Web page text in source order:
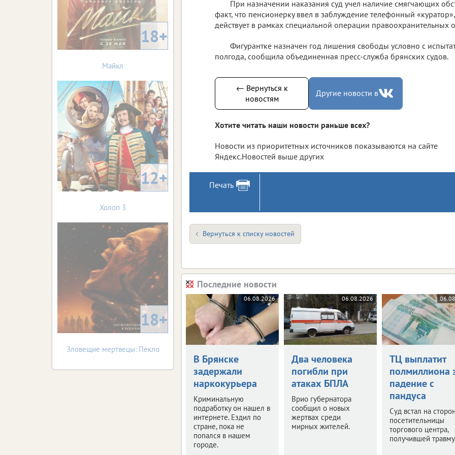
При назначении наказания суд учел наличие смягчающих
факт, что пенсионерку ввел в заблуждение телефонный
действует в рамках специальной операции правоохранительных
Фигурантке назначен год лишения свободы условно с
полгода, сообщила объединенная пресс-служба брянских судов.
← Вернуться к
новостям
Другие новости в
Хотите читать наши новости раньше всех?
Новости из приоритетных источников показываются на сайте
Яндекс.Новостей выше других
Печать
Вернуться к списку новостей
Последние новости
06.08.2026
В Брянске
задержали
наркокурьера
Криминальную
подработку он нашел в
интернете. Ездил по
стране, пока не
попался в нашем
городе.
06.08.2026
Два человека
погибли при
атаках БПЛА
Врио губернатора
сообщил о новых
жертвах среди
мирных жителей.
ТЦ выплатит
полмиллиона
падение с
пандуса
Суд встал на
посетительницы
торгового центра,
получившей
18+
Майкл
12+
Холоп 3
18+
Зловещие мертвецы: Пекло